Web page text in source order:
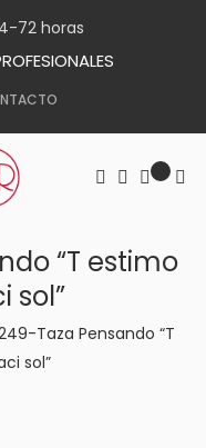
72 horas
“T estimo
sol”
Taza Pensando “T
sol”